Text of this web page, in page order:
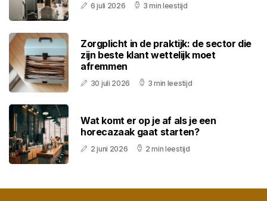
6 juli 2026 3 min leestijd
Zorgplicht in de praktijk: de sector die
zijn beste klant wettelijk moet
afremmen
30 juli 2026 3 min leestijd
Wat komt er op je af als je een
horecazaak gaat starten?
2 juni 2026 2 min leestijd